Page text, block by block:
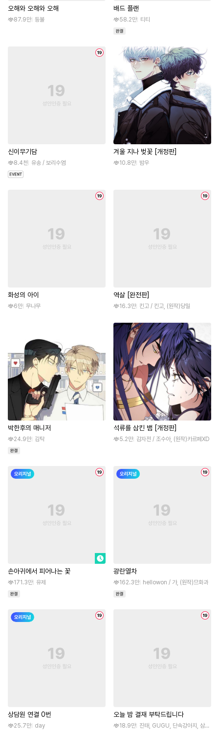
오해와 오해와 오해
87.9만 등불
배드 플랜
58.2만 티티
신이무기담
8.4천 유송 / 보리수염
겨울 지나 벚꽃 [개정판]
10.8만 밤우
화성의 아이
6만 무나무
역살 [완전판]
16.3만 킨고 / 킨고, (원작)당밀
박한후의 매니저
24.9만 김탁
석류를 삼킨 뱀 [개정판]
5.2만 감자전 / 조수아, (원작)카르페XD
손아귀에서 피어나는 꽃
171.3만 유제
광란열차
162.3만 hellowon / 갸, (원작)므화과
상담원 연결 0번
25.7만 day
오늘 밤 결재 부탁드립니다
18.9만 진태, GUGU, 단속강아지, 삼두콩 / 디망, 대나무은